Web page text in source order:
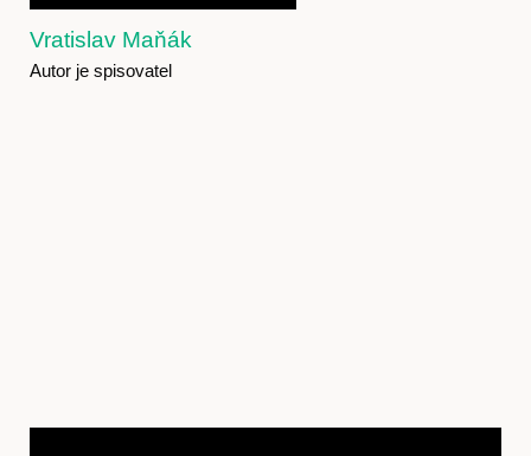
Vratislav Maňák
Autor je spisovatel